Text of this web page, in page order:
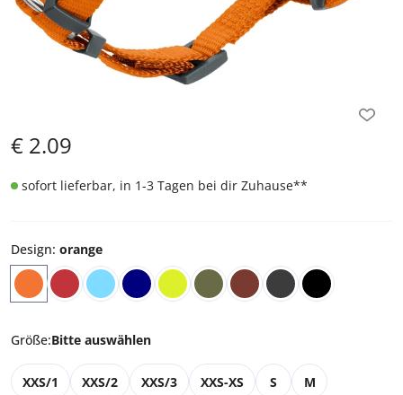
€ 2.09
sofort lieferbar, in 1-3 Tagen bei dir Zuhause**
Design: orange
Größe:Bitte auswählen
XXS/1 XXS/2 XXS/3 XXS-XS S M